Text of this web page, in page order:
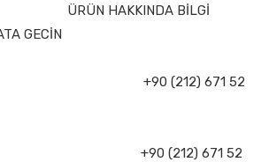
ÜRÜN HAKKINDA BİLGİ
GECİN
ccm +90 (212) 671 52
Kw +90 (212) 671 52